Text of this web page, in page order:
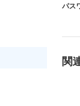
パス
関